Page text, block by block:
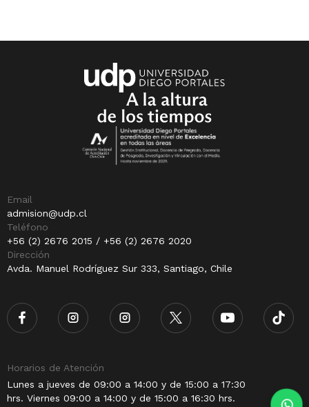
Email
admision@udp.cl
Teléfono
+56 (2) 2676 2015 / +56 (2) 2676 2020
Dirección
Avda. Manuel Rodríguez Sur 333, Santiago, Chile
Horarios de Atención
Lunes a jueves de 09:00 a 14:00 y de 15:00 a 17:30
hrs. Viernes 09:00 a 14:00 y de 15:00 a 16:30 hrs.